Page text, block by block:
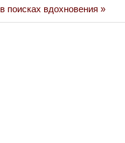
поисках вдохновения